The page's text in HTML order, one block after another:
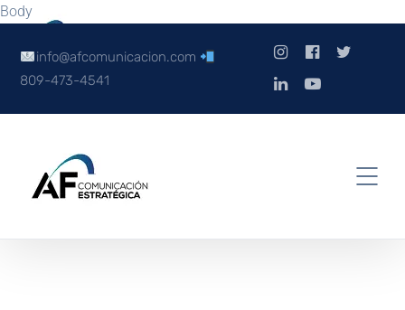
Body
info@afcomunicacion.com
809-473-4541